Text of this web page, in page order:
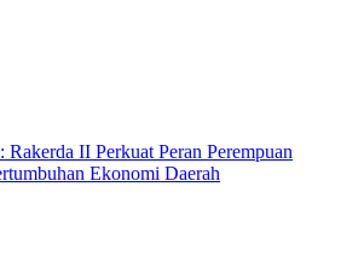
II Perkuat Peran Perempuan
Ekonomi Daerah